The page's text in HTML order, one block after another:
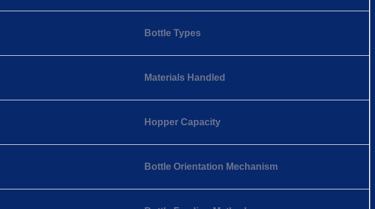
Bottle Types
Materials Handled
Hopper Capacity
Bottle Orientation Mechanism